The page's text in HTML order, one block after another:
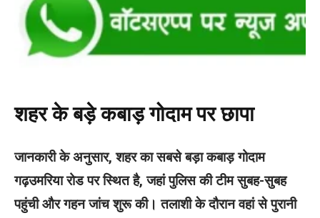
शहर के बड़े कबाड़ गोदाम पर छापा
जानकारी के अनुसार, शहर का सबसे बड़ा कबाड़ गोदाम
गढ़उमरिया रोड पर स्थित है, जहां पुलिस की टीम सुबह-सुबह
पहुंची और गहन जांच शुरू की। तलाशी के दौरान वहां से पुरानी